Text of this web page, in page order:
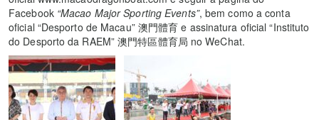
Facebook “Macao Major Sporting Events”, bem como a conta
oficial “Desporto de Macau” 澳門體育 e assinatura oficial “Instituto
do Desporto da RAEM” 澳門特區體育局 no WeChat.